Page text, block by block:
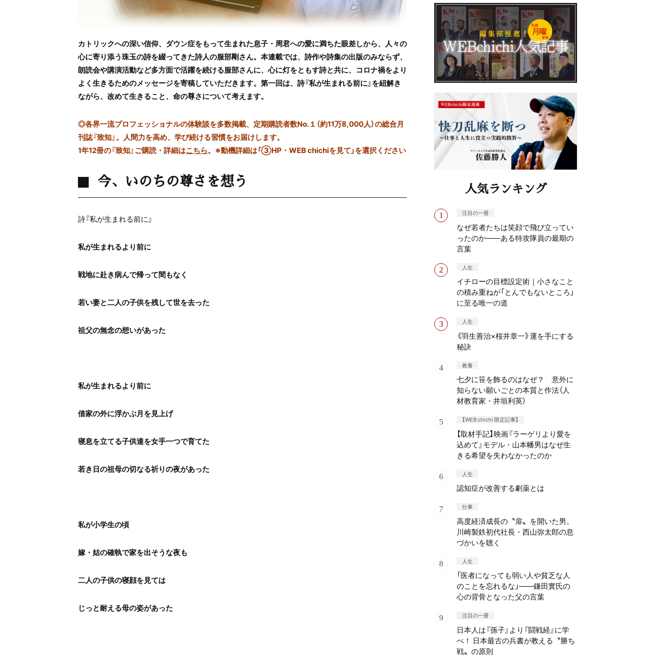
カトリックへの深い信仰、ダウン症をもって生まれた息子・周君への愛に満ちた眼差しから、人々の
心に寄り添う珠玉の詩を綴ってきた詩人の服部剛さん。本連載では、詩作や詩集の出版のみならず、
朗読会や講演活動など多方面で活躍を続ける服部さんに、心に灯をともす詩と共に、コロナ禍をより
よく生きるためのメッセージを寄稿していただきます。第一回は、詩『私が生まれる前に』を紐解き
ながら、改めて生きること、命の尊さについて考えます。
◎各界一流プロフェッショナルの体験談を多数掲載、定期購読者数No.１（約11万8,000人）の総合月
刊誌『致知』。人間力を高め、学び続ける習慣をお届けします。
1年12冊の『致知』ご購読・詳細はこちら。 ※動機詳細は「③HP・WEB chichiを見て」を選択ください
今、いのちの尊さを想う
詩『私が生まれる前に』
私が生まれるより前に
戦地に赴き病んで帰って間もなく
若い妻と二人の子供を残して世を去った
祖父の無念の想いがあった
私が生まれるより前に
借家の外に浮かぶ月を見上げ
寝息を立てる子供達を女手一つで育てた
若き日の祖母の切なる祈りの夜があった
私が小学生の頃
嫁・姑の確執で家を出そうな夜も
二人の子供の寝顔を見ては
じっと耐える母の姿があった
人気ランキング
注目の一冊
なぜ若者たちは笑顔で飛び立ってい
ったのか——ある特攻隊員の最期の
言葉
人生
イチローの目標設定術｜小さなこと
の積み重ねが「とんでもないところ」
に至る唯一の道
人生
《羽生善治×桜井章一》運を手にする
秘訣
教養
七夕に笹を飾るのはなぜ？ 意外に
知らない願いごとの本質と作法（人
材教育家・井垣利英）
【WEB chichi 限定記事】
【取材手記】映画『ラーゲリより愛を
込めて』モデル・山本幡男はなぜ生
きる希望を失わなかったのか
人生
認知症が改善する劇薬とは
仕事
高度経済成長の〝扉〟を開いた男。
川崎製鉄初代社長・西山弥太郎の息
づかいを聴く
人生
「医者になっても弱い人や貧乏な人
のことを忘れるな」——鎌田實氏の
心の背骨となった父の言葉
注目の一冊
日本人は『孫子』より『闘戦経』に学
べ！ 日本最古の兵書が教える〝勝ち
戦〟の原則